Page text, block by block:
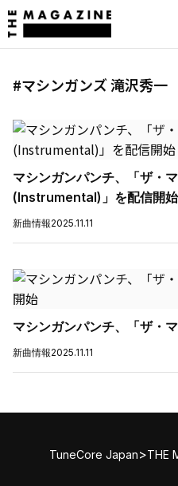
#マシンガンズ 滝沢秀一
マシンガンパンチ、「ザ・
(Instrumental)」を配信開始
新曲情報2025.11.11
マシンガンパンチ、「ザ・
新曲情報2025.11.11
TuneCore Japan>THE